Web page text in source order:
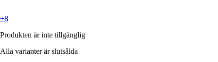
+8
Produkten är inte tillgänglig
Alla varianter är slutsålda